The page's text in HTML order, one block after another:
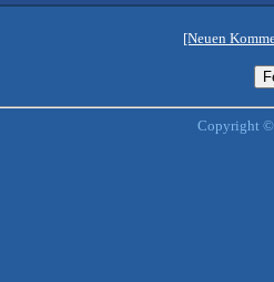
[Neuen
Copyright ©